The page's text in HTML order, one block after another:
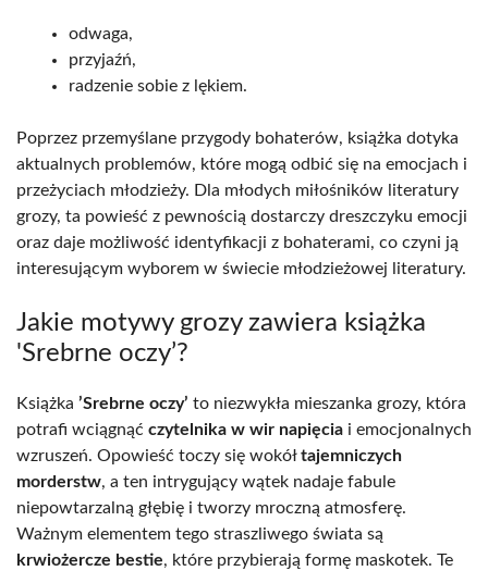
odwaga,
przyjaźń,
radzenie sobie z lękiem.
Poprzez przemyślane przygody bohaterów, książka dotyka
aktualnych problemów, które mogą odbić się na emocjach i
przeżyciach młodzieży. Dla młodych miłośników literatury
grozy, ta powieść z pewnością dostarczy dreszczyku emocji
oraz daje możliwość identyfikacji z bohaterami, co czyni ją
interesującym wyborem w świecie młodzieżowej literatury.
Jakie motywy grozy zawiera książka
'Srebrne oczy’?
Książka ’Srebrne oczy’ to niezwykła mieszanka grozy, która
potrafi wciągnąć czytelnika w wir napięcia i emocjonalnych
wzruszeń. Opowieść toczy się wokółtajemniczych
morderstw, a ten intrygujący wątek nadaje fabule
niepowtarzalną głębię i tworzy mroczną atmosferę.
Ważnym elementem tego straszliwego świata są
krwiożercze bestie, które przybierają formę maskotek. Te